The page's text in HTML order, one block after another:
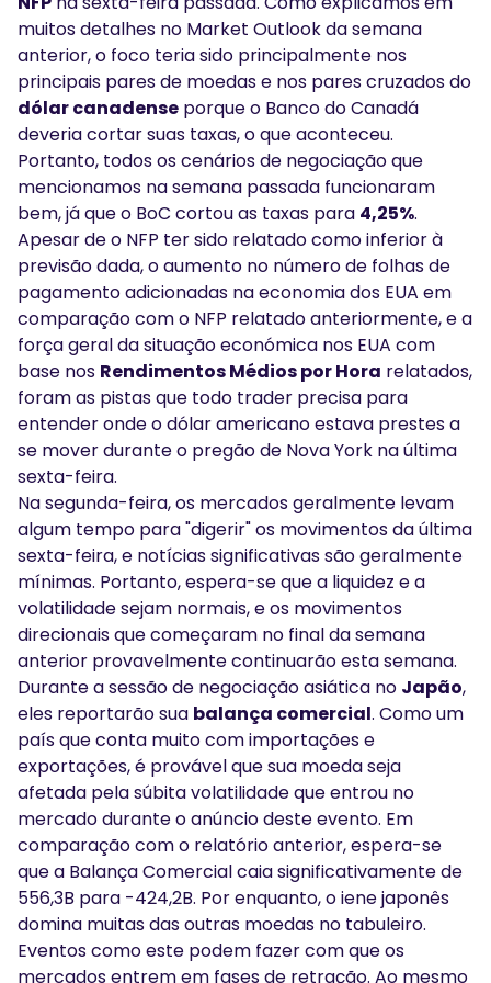
muitos detalhes no Market Outlook da semana
anterior, o foco teria sido principalmente nos
principais pares de moedas e nos pares cruzados do
dólar canadense porque o Banco do Canadá
deveria cortar suas taxas, o que aconteceu.
Portanto, todos os cenários de negociação que
mencionamos na semana passada funcionaram
bem, já que o BoC cortou as taxas para 4,25%.
Apesar de o NFP ter sido relatado como inferior à
previsão dada, o aumento no número de folhas de
pagamento adicionadas na economia dos EUA em
comparação com o NFP relatado anteriormente, e a
força geral da situação económica nos EUA com
base nos Rendimentos Médios por Hora relatados,
foram as pistas que todo trader precisa para
entender onde o dólar americano estava prestes a
se mover durante o pregão de Nova York na última
sexta-feira.
Na segunda-feira, os mercados geralmente levam
algum tempo para "digerir" os movimentos da última
sexta-feira, e notícias significativas são geralmente
mínimas. Portanto, espera-se que a liquidez e a
volatilidade sejam normais, e os movimentos
direcionais que começaram no final da semana
anterior provavelmente continuarão esta semana.
Durante a sessão de negociação asiática no Japão,
eles reportarão sua balança comercial. Como um
país que conta muito com importações e
exportações, é provável que sua moeda seja
afetada pela súbita volatilidade que entrou no
mercado durante o anúncio deste evento. Em
comparação com o relatório anterior, espera-se
que a Balança Comercial caia significativamente de
556,3B para -424,2B. Por enquanto, o iene japonês
domina muitas das outras moedas no tabuleiro.
Eventos como este podem fazer com que os
mercados entrem em fases de retração. Ao mesmo